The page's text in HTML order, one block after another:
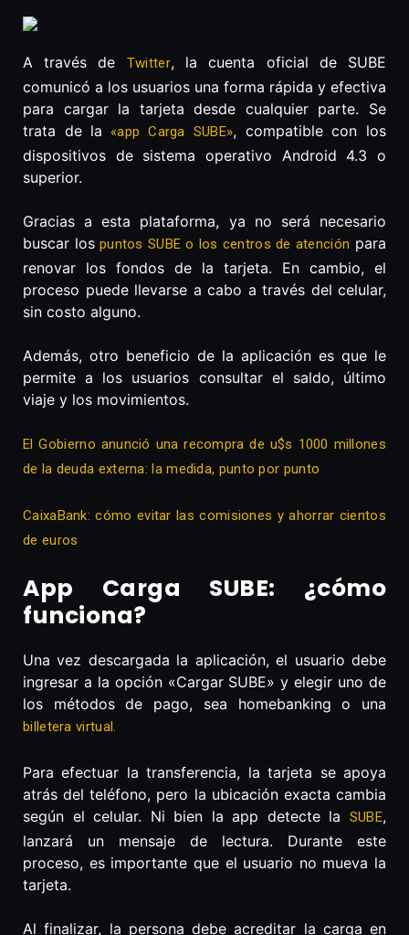
A través de Twitter, la cuenta oficial de SUBE
comunicó a los usuarios una forma rápida y efectiva
para cargar la tarjeta desde cualquier parte. Se
trata de la «app Carga SUBE», compatible con los
dispositivos de sistema operativo Android 4.3 o
superior.
Gracias a esta plataforma, ya no será necesario
buscar lospuntos SUBE o los centros de atención para
renovar los fondos de la tarjeta. En cambio, el
proceso puede llevarse a cabo a través del celular,
sin costo alguno.
Además, otro beneficio de la aplicación es que le
permite a los usuarios consultar el saldo, último
viaje y los movimientos.
El Gobierno anunció una recompra de u$s 1000 millones
de la deuda externa: la medida, punto por punto
CaixaBank: cómo evitar las comisiones y ahorrar cientos
de euros
App Carga SUBE: ¿cómo
funciona?
Una vez descargada la aplicación, el usuario debe
ingresar a la opción «Cargar SUBE» y elegir uno de
los métodos de pago, sea homebanking o una
billetera virtual.
Para efectuar la transferencia, la tarjeta se apoya
atrás del teléfono, pero la ubicación exacta cambia
según el celular. Ni bien la app detecte la SUBE,
lanzará un mensaje de lectura. Durante este
proceso, es importante que el usuario no mueva la
tarjeta.
Al finalizar, la persona debe acreditar la carga en